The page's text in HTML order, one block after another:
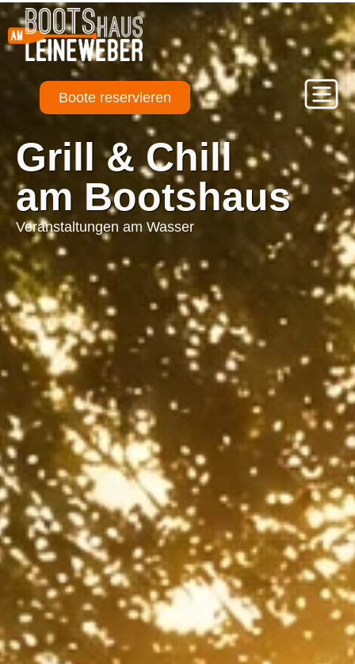
Boote reservieren
Grill & Chill
am Bootshaus
Veranstaltungen am Wasser